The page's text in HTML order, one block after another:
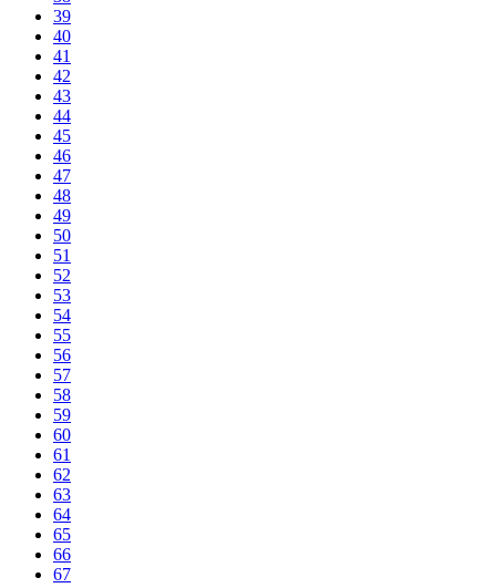
39
40
41
42
43
44
45
46
47
48
49
50
51
52
53
54
55
56
57
58
59
60
61
62
63
64
65
66
67